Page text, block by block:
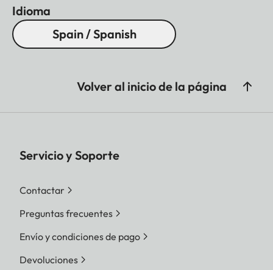
Idioma
Spain / Spanish
Volver al inicio de la página
Servicio y Soporte
Contactar
Preguntas frecuentes
Envío y condiciones de pago
Devoluciones